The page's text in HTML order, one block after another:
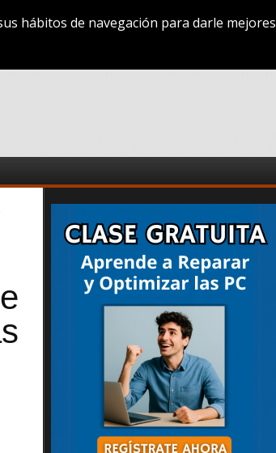
hábitos de navegación para darle mejores